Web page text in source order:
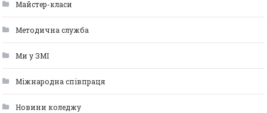
Майстер-класи
Методична служба
Ми у ЗМІ
Міжнародна співпраця
Новини коледжу